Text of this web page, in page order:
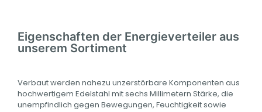
Eigenschaften der Energieverteiler aus
unserem Sortiment
Verbaut werden nahezu unzerstörbare Komponenten aus
hochwertigem Edelstahl mit sechs Millimetern Stärke, die
unempfindlich gegen Bewegungen, Feuchtigkeit sowie